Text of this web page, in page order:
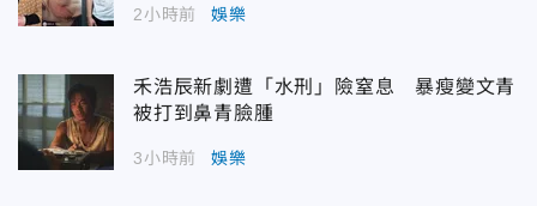
2小時前 娛樂
禾浩辰新劇遭「水刑」險窒息 暴瘦變文青
被打到鼻青臉腫
3小時前 娛樂